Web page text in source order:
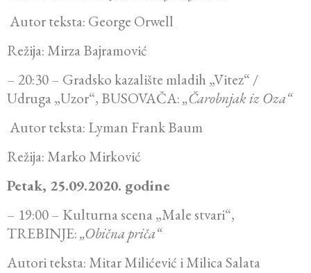
Autor teksta: George Orwell
Režija: Mirza Bajramović
– 20:30 – Gradsko kazalište mladih „Vitez“ /
Udruga „Uzor“, BUSOVAČA:„Čarobnjak iz Oza“
Autor teksta: Lyman Frank Baum
Režija: Marko Mirković
Petak, 25.09.2020. godine
– 19:00 – Kulturna scena „Male stvari“,
TREBINJE:„Obična priča“
Autori teksta: Mitar Milićević i Milica Salata